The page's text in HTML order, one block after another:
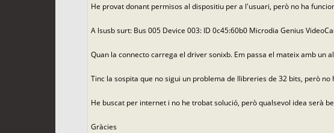
He provat donant permisos al dispositiu per a l'usuari, però no ha
A lsusb surt: Bus 005 Device 003: ID 0c45:60b0 Microdia Genius
Quan la connecto carrega el driver sonixb. Em passa el mateix amb un
Tinc la sospita que no sigui un problema de llibreries de 32 bits, però
He buscat per internet i no he trobat solució, però qualsevol idea serà
Gràcies